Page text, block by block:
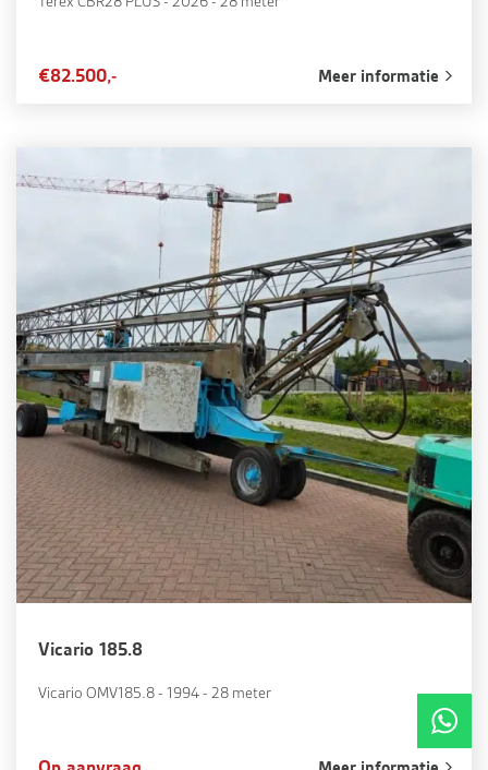
€82.500,- Meer informatie
Vicario 185.8
Vicario OMV185.8 - 1994 - 28 meter